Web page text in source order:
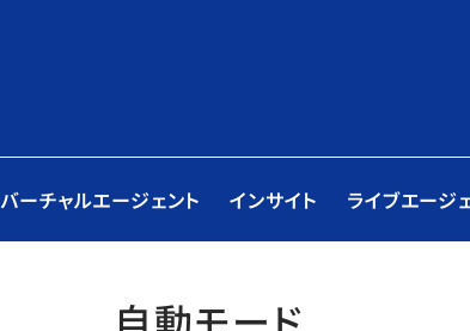
バーチャルエージェント インサイト ライブエージ